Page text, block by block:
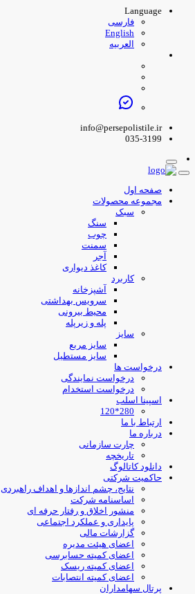
Language
فارسی
English
العربیه
info@persepolistile.ir
035-3199
صفحه اول
مجموعه محصولات
سبک
سنگ
چوب
سمنت
آجر
کاغذ دیواری
کاربرد
آشپزخانه
سرویس بهداشتی
محیط بیرونی
پله و زیرپله
سایز
سایز مربع
سایز مستطیل
درخواست ها
درخواست نمایندگی
درخواست استخدام
اسپینا اسلب
280*120
ارتباط با ما
درباره ما
چارت سازمانی
تاریخچه
دانلود کاتالوگ
حاکمیت شرکتی
نتایج، چشم اندازها و اهداف راهبردی
اساسنامه شرکت
منشور اخلاق و رفتار حرفه ای
پایداری و عملکرد اجتماعی
گزارشات مالی
اعضای هیئت مدیره
اعضای کمیته حسابرسی
اعضای کمیته ریسک
اعضای کمیته انتصابات
پرتال سهامداران